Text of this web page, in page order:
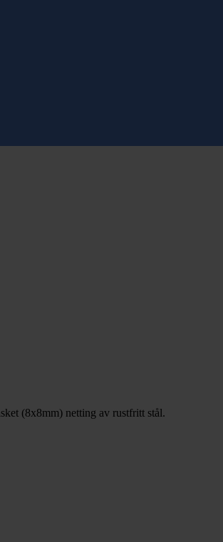
(8x8mm) netting av rustfritt stål.